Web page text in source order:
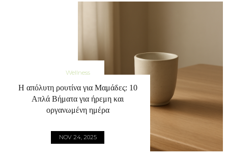
Wellness
Η απόλυτη ρουτίνα για Μαμάδες: 10
Απλά Βήματα για ήρεμη και
οργανωμένη ημέρα
NOV 24, 2025